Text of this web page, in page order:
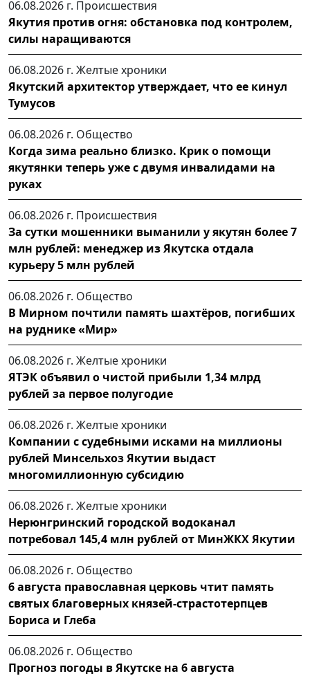
06.08.2026 г. Происшествия
Якутия против огня: обстановка под контролем,
силы наращиваются
06.08.2026 г. Желтые хроники
Якутский архитектор утверждает, что ее кинул
Тумусов
06.08.2026 г. Общество
Когда зима реально близко. Крик о помощи
якутянки теперь уже с двумя инвалидами на
руках
06.08.2026 г. Происшествия
За сутки мошенники выманили у якутян более 7
млн рублей: менеджер из Якутска отдала
курьеру 5 млн рублей
06.08.2026 г. Общество
В Мирном почтили память шахтёров, погибших
на руднике «Мир»
06.08.2026 г. Желтые хроники
ЯТЭК объявил о чистой прибыли 1,34 млрд
рублей за первое полугодие
06.08.2026 г. Желтые хроники
Компании с судебными исками на миллионы
рублей Минсельхоз Якутии выдаст
многомиллионную субсидию
06.08.2026 г. Желтые хроники
Нерюнгринский городской водоканал
потребовал 145,4 млн рублей от МинЖКХ Якутии
06.08.2026 г. Общество
6 августа православная церковь чтит память
святых благоверных князей-страстотерпцев
Бориса и Глеба
06.08.2026 г. Общество
Прогноз погоды в Якутске на 6 августа